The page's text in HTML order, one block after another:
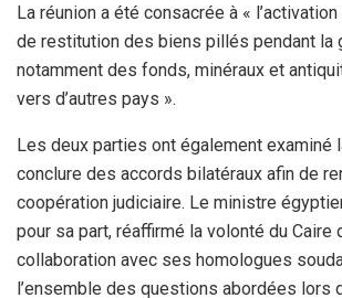
La réunion a été consacrée à «
de restitution des biens pillés pendant la
notamment des fonds, minéraux et
vers d’autres pays ».
Les deux parties ont également examiné
conclure des accords bilatéraux afin de
coopération judiciaire. Le ministre
pour sa part, réaffirmé la volonté du Caire
collaboration avec ses homologues
l’ensemble des questions abordées lors